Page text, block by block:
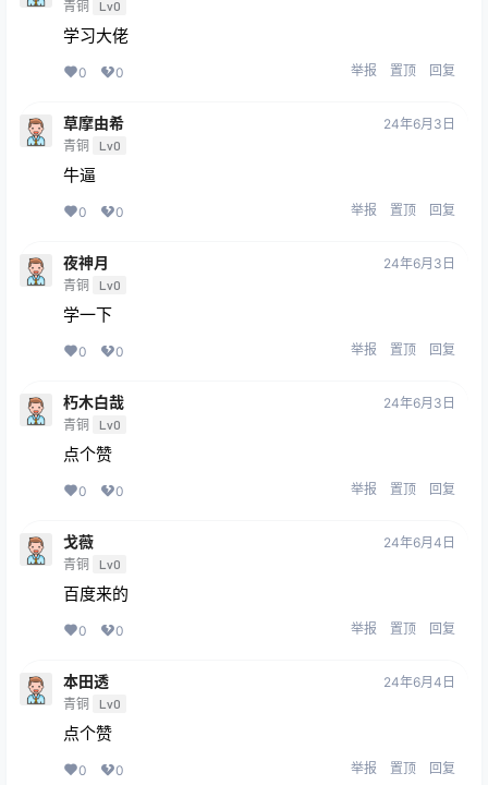
青铜 Lv0
学习大佬
0 0 举报 置顶 回复
草摩由希
青铜 Lv0
24年6月3日
牛逼
0 0 举报 置顶 回复
夜神月
青铜 Lv0
24年6月3日
学一下
0 0 举报 置顶 回复
朽木白哉
青铜 Lv0
24年6月3日
点个赞
0 0 举报 置顶 回复
戈薇
青铜 Lv0
24年6月4日
百度来的
0 0 举报 置顶 回复
本田透
青铜 Lv0
24年6月4日
点个赞
0 0 举报 置顶 回复